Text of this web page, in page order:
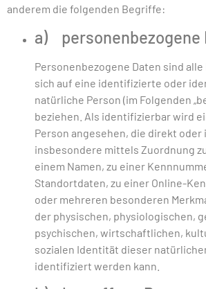
anderem die folgenden Begriffe:
a) personenbezogene
Personenbezogene Daten sind
sich auf eine identifizierte oder
natürliche Person (im Folgenden
beziehen. Als identifizierbar wird
Person angesehen, die direkt oder
insbesondere mittels Zuordnung
einem Namen, zu einer
Standortdaten, zu einer Online-
oder mehreren besonderen
der physischen, physiologischen,
psychischen, wirtschaftlichen,
sozialen Identität dieser
identifiziert werden kann.